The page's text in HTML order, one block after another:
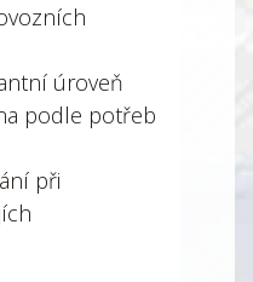
úroveň
podle potřeb
při